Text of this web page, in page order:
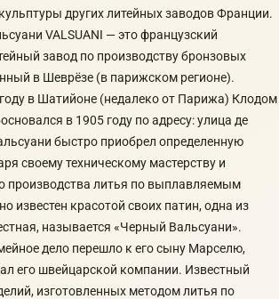
других литейных заводов Франции.
VALSUANI — это французский
завод по производству бронзовых
в Шеврёзе (в парижском регионе).
в Шатийоне (недалеко от Парижа) Клодом
в 1905 году по адресу: улица де
быстро приобрел определенную
своему техническому мастерству и
производства литья по выплавляемым
известен красотой своих патин, одна из
называется «Черный Вальсуани».
дело перешло к его сыну Марселю,
его швейцарской компании. Известный
изготовленных методом литья по